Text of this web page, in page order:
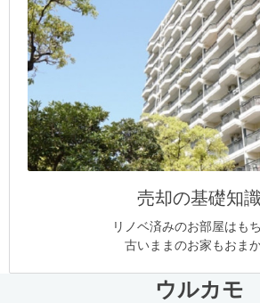
売却の基礎知識
リノベ済みのお部屋はも
古いままのお家もおま
ウルカモ